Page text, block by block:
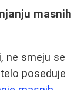
masnih
ne smeju se
poseduje